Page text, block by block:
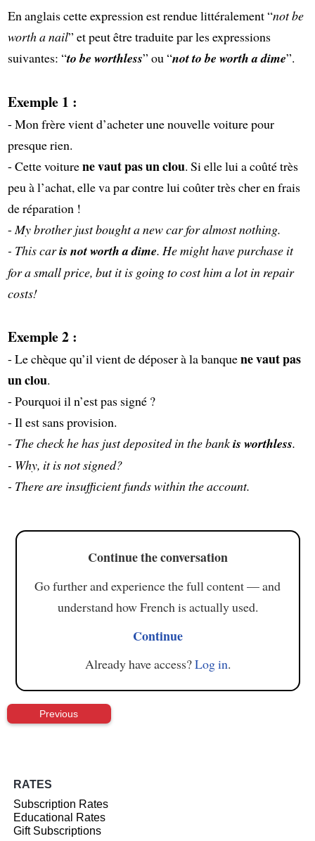
En anglais cette expression est rendue littéralement “not be
worth a nail” et peut être traduite par les expressions
suivantes: “to be worthless” ou “not to be worth a dime”.
Exemple 1 :
- Mon frère vient d’acheter une nouvelle voiture pour
presque rien.
- Cette voiturene vaut pas un clou. Si elle lui a coûté très
peu à l’achat, elle va par contre lui coûter très cher en frais
de réparation !
- My brother just bought a new car for almost nothing.
- This caris not worth a dime. He might have purchase it
for a small price, but it is going to cost him a lot in repair
costs!
Exemple 2 :
- Le chèque qu’il vient de déposer à la banquene vaut pas
un clou.
- Pourquoi il n’est pas signé ?
- Il est sans provision.
- The check he has just deposited in the bankis worthless.
- Why, it is not signed?
- There are insufficient funds within the account.
Continue the conversation
Go further and experience the full content — and
understand how French is actually used.
Continue
Already have access?Log in.
Previous
RATES
Subscription Rates
Educational Rates
Gift Subscriptions